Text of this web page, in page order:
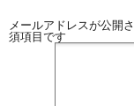
メールアドレスが公開
須項目です